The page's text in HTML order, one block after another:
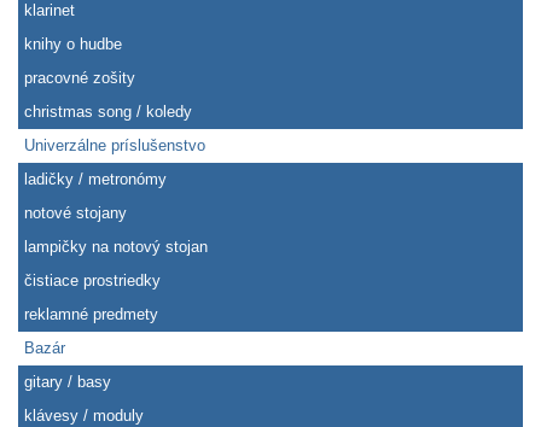
klarinet
knihy o hudbe
pracovné zošity
christmas song / koledy
Univerzálne príslušenstvo
ladičky / metronómy
notové stojany
lampičky na notový stojan
čistiace prostriedky
reklamné predmety
Bazár
gitary / basy
klávesy / moduly